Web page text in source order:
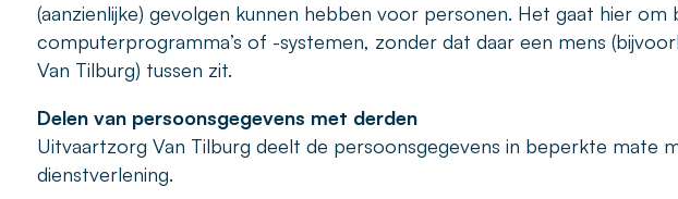
(aanzienlijke) gevolgen kunnen hebben voor personen. Het gaat hier
computerprogramma’s of -systemen, zonder dat daar een mens
Van Tilburg) tussen zit.
Delen van persoonsgegevens met derden
Uitvaartzorg Van Tilburg deelt de persoonsgegevens in beperkte mate
dienstverlening.